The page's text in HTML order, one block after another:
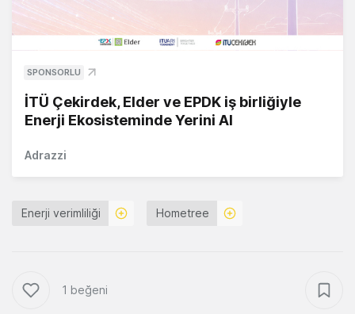
SPONSORLU
İTÜ Çekirdek, Elder ve EPDK iş birliğiyle
Enerji Ekosisteminde Yerini Al
Adrazzi
Enerji verimliliği Hometree
1 beğeni